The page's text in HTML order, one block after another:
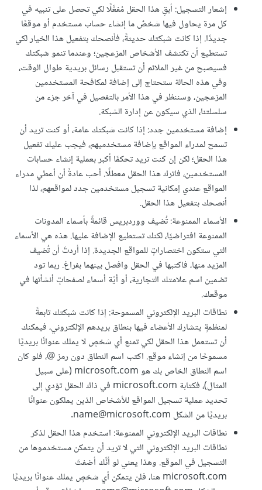
إشعار التسجيل: أبقِ هذا الحقل مُفعَّلًا لكي تحصل على تنبيه في
كل مرة يحاول فيها شخصٌ ما إنشاء حساب مستخدم أو موقعًا
جديدًا. إذا كانت شبكتك حديثةً، فأنصحك بتفعيل هذا الخيار لكي
تستطيع أن تكتشف الأشخاص المزعجين؛ وعندما تنمو شبكتك
فسيصبح من غير الملائم أن تستقبل رسائل بريدية طوال الوقت،
وفي هذه الحالة ستحتاج إلى إضافة لمكافحة المستخدمين
المزعجين، وسننظر في هذا الأمر بالتفصيل في آخر جزء من
سلسلتنا، الذي سيكون عن إدارة الشبكة.
إضافة مستخدمين جدد: إذا كانت شبكتك عامة، أو كنت تريد أن
تسمح لمدراء المواقع بإضافة مستخدميهم، فيجب عليك تفعيل
هذا الحقل؛ لكن إن كنت تريد تحكمًا أكبر بعملية إنشاء حسابات
المستخدمين، فاترك هذا الحقل معطلًا. أحب عادةً أن أعطي مدراء
المواقع عندي إمكانية تسجيل مستخدمين جدد لمواقعهم، لذا
أنصحك بتفعيل هذا الحقل.
الأسماء الممنوعة: تُضيف ووردبريس قائمةً بأسماء المدونات
الممنوعة افتراضيًا، لكنك تستطيع الإضافة عليها. هذه هي الأسماء
التي ستكون اختصاراتٍ للمواقع الجديدة. إذا أردتَ أن تُضيف
المزيد منها، فاكتبها في الحقل وافصل بينهما بفراغ. ربما تود
تضمين اسم علامتك التجارية، أو أيّة أسماء لصفحاتٍ أنشأتها في
موقعك.
نطاقات البريد الإلكتروني المسموحة: إذا كانت شبكتك تابعةً
لمنظمةٍ يتشارك الأعضاء فيها بنطاق بريدهم الإلكتروني، فيمكنك
أن تستعمل هذا الحقل لكي تمنع أي شخصٍ لا يملك عنوانًا بريديًا
مسموحًا من إنشاء موقع. اكتب اسم النطاق دون رمز @، فلو كان
اسم النطاق الخاص بك هو microsoft.com (على سبيل
المثال)، فكتابة microsoft.com في ذاك الحقل تؤدي إلى
تحديد عملية تسجيل المواقع للأشخاص الذين يملكون عنوانًا
بريديًا من الشكل name@microsoft.com.
نطاقات البريد الإلكتروني الممنوعة: استخدم هذا الحقل لذكر
نطاقات البريد الإلكتروني التي لا تريد أن يتمكن مستخدموها من
التسجيل في الموقع. وهذا يعني لو أنَّك أضفتَ
microsoft.com هنا، فلن يتمكن أي شخصٍ يملك عنوانًا بريديًا